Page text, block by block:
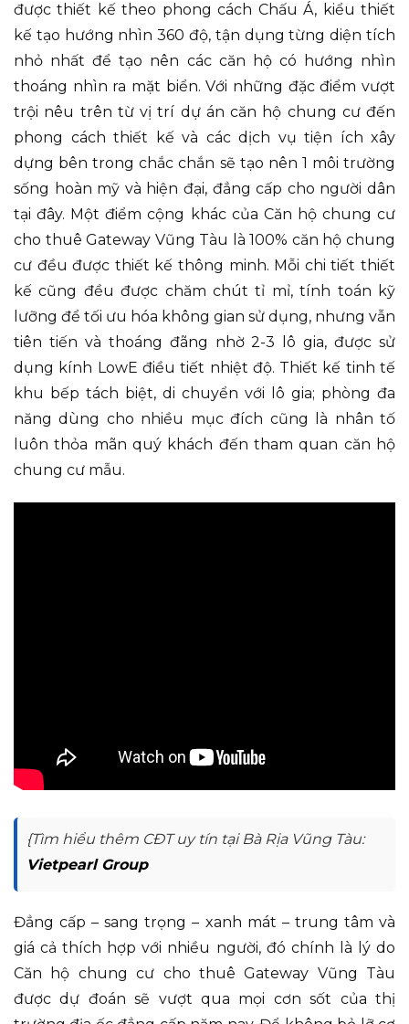
được thiết kế theo phong cách Chấu Á, kiểu thiết
kế tạo hướng nhìn 360 độ, tận dụng từng diện tích
nhỏ nhất để tạo nên các căn hộ có hướng nhìn
thoáng nhìn ra mặt biển. Với những đặc điểm vượt
trội nêu trên từ vị trí dự án căn hộ chung cư đến
phong cách thiết kế và các dịch vụ tiện ích xây
dựng bên trong chắc chắn sẽ tạo nên 1 môi trường
sống hoàn mỹ và hiện đại, đẳng cấp cho người dân
tại đây. Một điểm cộng khác của Căn hộ chung cư
cho thuê Gateway Vũng Tàu là 100% căn hộ chung
cư đều được thiết kế thông minh. Mỗi chi tiết thiết
kế cũng đều được chăm chút tỉ mỉ, tính toán kỹ
lưỡng để tối ưu hóa không gian sử dụng, nhưng vẫn
tiên tiến và thoáng đãng nhờ 2-3 lô gia, được sử
dụng kính LowE điều tiết nhiệt độ. Thiết kế tinh tế
khu bếp tách biệt, di chuyển với lô gia; phòng đa
năng dùng cho nhiều mục đích cũng là nhân tố
luôn thỏa mãn quý khách đến tham quan căn hộ
chung cư mẫu.
{Tìm hiểu thêm CĐT uy tín tại Bà Rịa Vũng Tàu:
Vietpearl Group
Đẳng cấp – sang trọng – xanh mát – trung tâm và
giá cả thích hợp với nhiều người, đó chính là lý do
Căn hộ chung cư cho thuê Gateway Vũng Tàu
được dự đoán sẽ vượt qua mọi cơn sốt của thị